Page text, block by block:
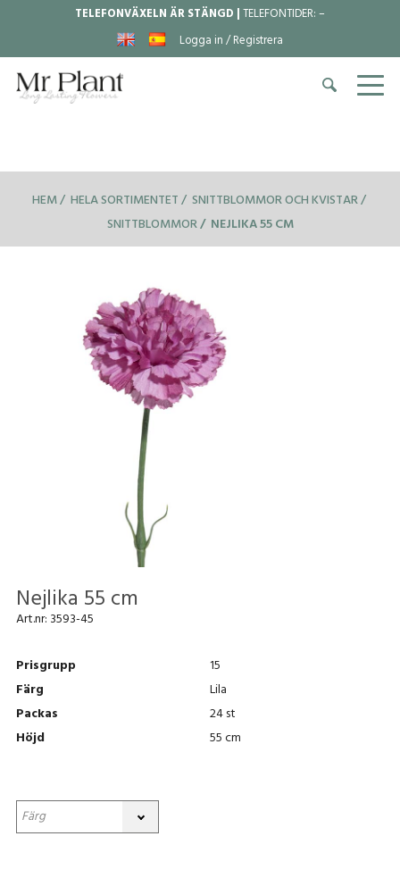
TELEFONVÄXELN ÄR STÄNGD |TELEFONTIDER:–
Logga in / Registrera
HEM HELA SORTIMENTET SNITTBLOMMOR OCH KVISTAR
SNITTBLOMMOR
NEJLIKA 55 CM
Nejlika 55 cm
Art.nr:3593-45
Prisgrupp
15
Färg
Lila
Packas
24 st
Höjd
55 cm